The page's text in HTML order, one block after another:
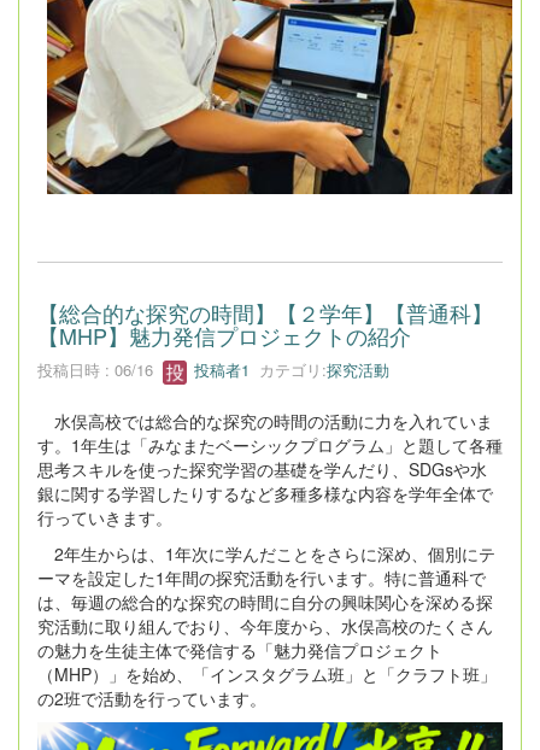
【総合的な探究の時間】【２学年】【普通科】
【MHP】魅力発信プロジェクトの紹介
投稿日時 : 06/16 投稿者1 カテゴリ:探究活動
水俣高校では総合的な探究の時間の活動に力を入れていま
す。1年生は「みなまたベーシックプログラム」と題して各種
思考スキルを使った探究学習の基礎を学んだり、SDGsや水
銀に関する学習したりするなど多種多様な内容を学年全体で
行っていきます。
2年生からは、1年次に学んだことをさらに深め、個別にテ
ーマを設定した1年間の探究活動を行います。特に普通科で
は、毎週の総合的な探究の時間に自分の興味関心を深める探
究活動に取り組んでおり、今年度から、水俣高校のたくさん
の魅力を生徒主体で発信する「魅力発信プロジェクト
（MHP）」を始め、「インスタグラム班」と「クラフト班」
の2班で活動を行っています。